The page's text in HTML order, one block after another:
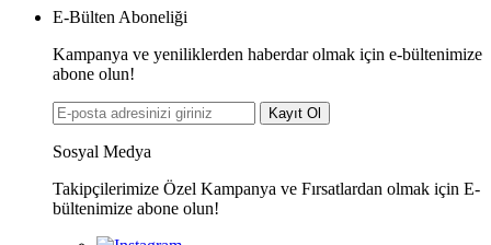
E-Bülten Aboneliği
Kampanya ve yeniliklerden haberdar olmak için e-bültenimize
abone olun!
Kayıt Ol
Sosyal Medya
Takipçilerimize Özel Kampanya ve Fırsatlardan olmak için E-
bültenimize abone olun!